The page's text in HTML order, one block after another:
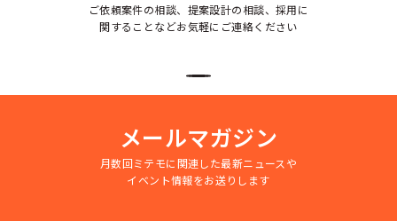
ご依頼案件の相談、提案設計の相談、採用に
関することなどお気軽にご連絡ください
メールマガジン
月数回ミテモに関連した最新ニュースや
イベント情報をお送りします